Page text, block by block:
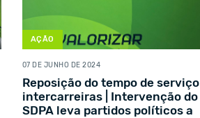
AÇÃO
07 DE JUNHO DE 2024
Reposição do tempo de serviço
intercarreiras | Intervenção do
SDPA leva partidos políticos a